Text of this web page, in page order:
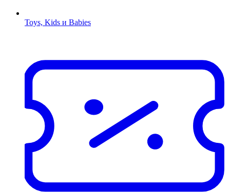
Toys, Kids и Babies